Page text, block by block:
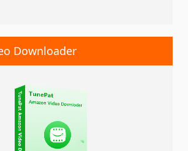
Downloader